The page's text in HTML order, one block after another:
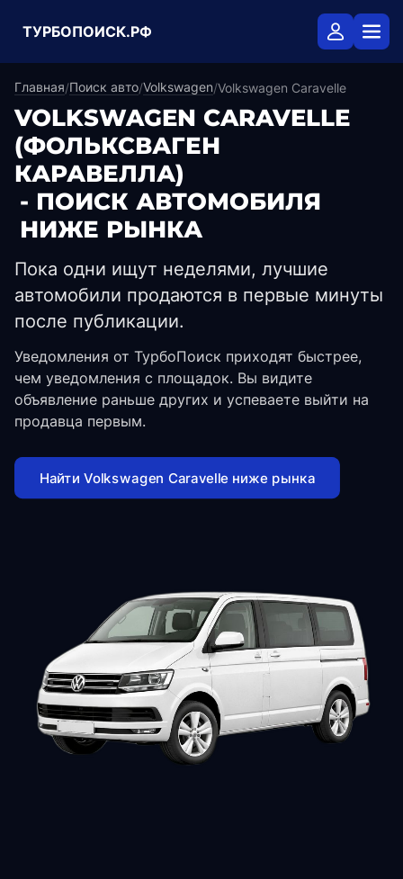
ТУРБОПОИСК.РФ
Главная/Поиск авто/Volkswagen/Volkswagen Caravelle
VOLKSWAGEN CARAVELLE
(ФОЛЬКСВАГЕН
КАРАВЕЛЛА)
- ПОИСК АВТОМОБИЛЯ
НИЖЕ РЫНКА
Пока одни ищут неделями, лучшие
автомобили продаются в первые минуты
после публикации.
Уведомления от ТурбоПоиск приходят быстрее,
чем уведомления с площадок. Вы видите
объявление раньше других и успеваете выйти на
продавца первым.
Найти Volkswagen Caravelle ниже рынка